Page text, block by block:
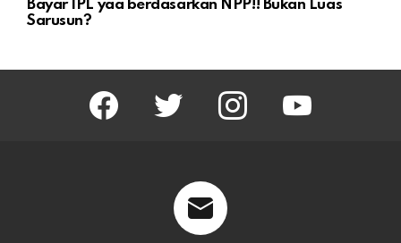
Bayar IPL yaa berdasarkan NPP!! Bukan Luas
Sarusun?
facebook twitter instagram youtube